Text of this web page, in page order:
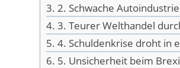
2. Schwache
3. Teurer Welthandel
4. Schuldenkrise droht in
5. Unsicherheit beim